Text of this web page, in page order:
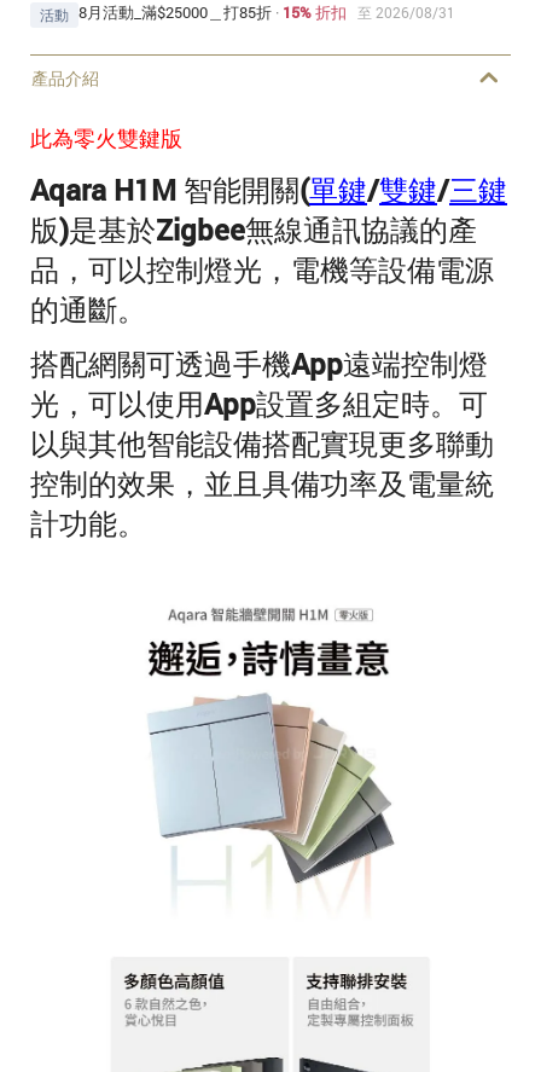
活動 8月活動_滿$25000＿打85折 · 15% 折扣 至 2026/08/31
產品介紹
此為零火雙鍵版
Aqara H1M 智能開關(單鍵/雙鍵/三鍵
版)是基於Zigbee無線通訊協議的產
品，可以控制燈光，電機等設備電源
的通斷。
搭配網關可透過手機App遠端控制燈
光，可以使用App設置多組定時。可
以與其他智能設備搭配實現更多聯動
控制的效果，並且具備功率及電量統
計功能。